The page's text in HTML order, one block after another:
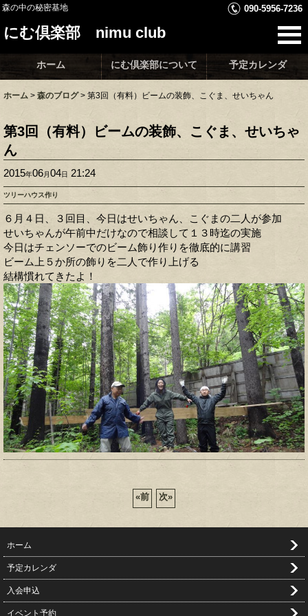
森の中の秘密基地 090-5956-7236
にむ倶楽部 nimu club
ホーム にむ倶楽部について 予定カレンダ
ホーム > 森のブログ > 第3回（有料）ビームの装飾、こぐま、せいちゃん
第3回（有料）ビームの装飾、こぐま、せいちゃ
ん
2015年06月04日 21:24
ツリーハウス作り
６月４日、３回目、今日はせいちゃん、こぐまの二人が参加
せいちゃんが午前中だけなので相談して１３時迄の実施
今日はチェンソーでのビーム飾り作りを徹底的に講習
ビーム上５か所の飾りを二人で作り上げる
結構慣れてきたよ！
«前 次»
ホーム
予定カレンダ
入会申込
イベント予約